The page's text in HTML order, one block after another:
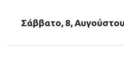
Σάββατο, 8,